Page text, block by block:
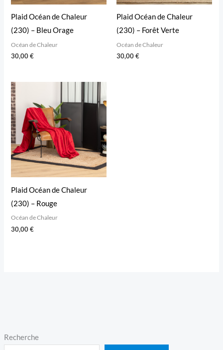
Recherche
Plaid Océan de Chaleur
(230) – Bleu Orage
Océan de Chaleur
30,00€
Plaid Océan de Chaleur
(230) – Forêt Verte
Océan de Chaleur
30,00€
Plaid Océan de Chaleur
(230) – Rouge
Océan de Chaleur
30,00€